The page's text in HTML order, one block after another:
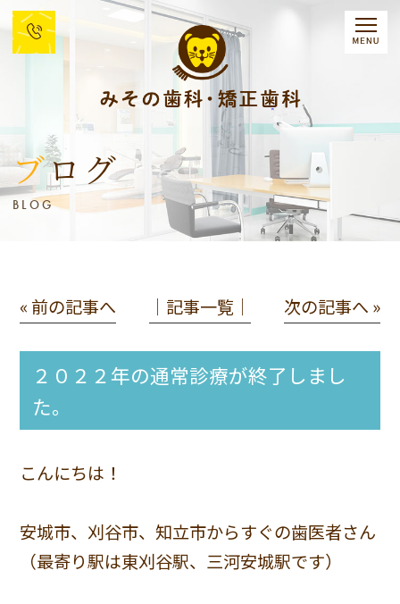
ブログ
BLOG
« 前の記事へ │記事一覧│ 次の記事へ »
２０２２年の通常診療が終了しまし
た。
こんにちは！
安城市、刈谷市、知立市からすぐの歯医者さん
（最寄り駅は東刈谷駅、三河安城駅です）